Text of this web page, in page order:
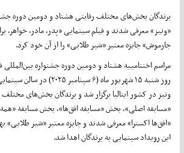
برندگان بخش‌های مختلف رقابتی هشتاد و دومین دوره
«ونیز» معرفی شدند و فیلم سینمایی «پدر، مادر، خواهر،
جارموش» جایزه معتبر «شیر طلایی» را از آن خود کرد.
روز شنبه ۱۵ شهریور ماه (۶ سپتامبر
ونیز در کشور ایتالیا برگزار شد و برندگان بخش‌های
«مسابقه اصلی»، بخش «مسابقه افق‌ها»، بخش مسابقه
«افق‌ها اکسترا» معرفی شدند و جایزه معتبر «شیر طلایی»
این رویداد سینمایی به برندگان اهدا شد.